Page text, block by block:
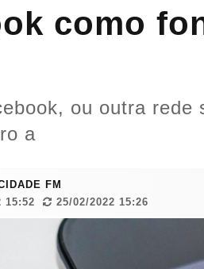
como
ou outra
a
FM
15:52
25/02/2022 15:26